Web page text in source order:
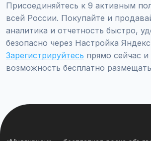
Присоединяйтесь к 9 активным
всей России. Покупайте и
аналитика и отчетность быстро,
безопасно через Настройка
Зарегистрируйтесь прямо сейчас и
возможность бесплатно